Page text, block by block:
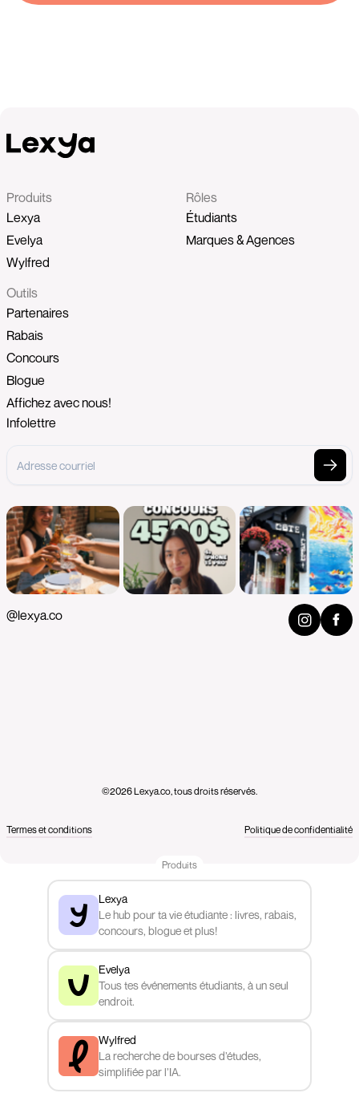
@lexya.co
Produits
Lexya
Evelya
Wylfred
Rôles
Étudiants
Marques & Agences
Outils
Partenaires
Rabais
Concours
Blogue
Affichez avec nous!
Infolettre
©2026 Lexya.co, tous droits réservés.
Termes et conditions Politique de confidentialité
Produits
Lexya
Le hub pour ta vie étudiante : livres, rabais,
concours, blogue et plus!
Evelya
Tous tes événements étudiants, à un seul
endroit.
Wylfred
La recherche de bourses d’études,
simplifiée par l’IA.